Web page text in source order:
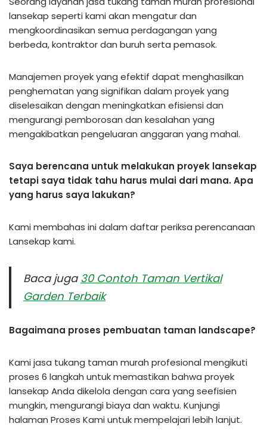
lansekap seperti kami akan mengatur dan
mengkoordinasikan semua perdagangan yang
berbeda, kontraktor dan buruh serta pemasok.
Manajemen proyek yang efektif dapat menghasilkan
penghematan yang signifikan dalam proyek yang
diselesaikan dengan meningkatkan efisiensi dan
mengurangi pemborosan dan kesalahan yang
mengakibatkan pengeluaran anggaran yang mahal.
Saya berencana untuk melakukan proyek lansekap
tetapi saya tidak tahu harus mulai dari mana. Apa
yang harus saya lakukan?
Kami membahas ini dalam daftar periksa perencanaan
Lansekap kami.
Baca juga30 Contoh Taman Vertikal
Garden Terbaik
Bagaimana proses pembuatan taman landscape?
Kami jasa tukang taman murah profesional mengikuti
proses 6 langkah untuk memastikan bahwa proyek
lansekap Anda dikelola dengan cara yang seefisien
mungkin, mengurangi biaya dan waktu. Kunjungi
halaman Proses Kami untuk mempelajari lebih lanjut.